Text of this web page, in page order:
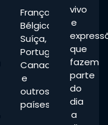
França,
Bélgica,
Suíça,
Portugal,
Canadá
e
outros
países.
vivo
e
que
fazem
parte
do
dia
a